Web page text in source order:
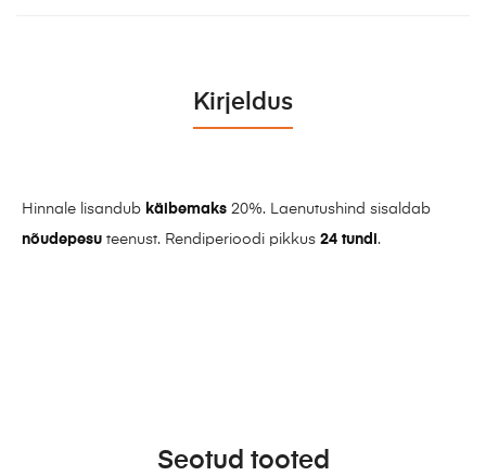
Kirjeldus
Hinnale lisandub käibemaks 20%. Laenutushind sisaldab
nõudepesu teenust. Rendiperioodi pikkus 24 tundi .
Seotud tooted